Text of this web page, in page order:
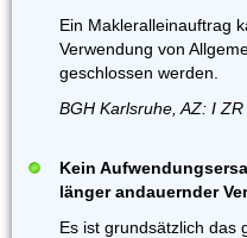
Ein Makleralleinauftrag
Verwendung von
geschlossen werden.
BGH Karlsruhe, AZ: I
Kein
länger andauernder
Es ist grundsätzlich das